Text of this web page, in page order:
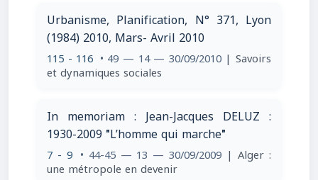
Urbanisme, Planification, N° 371, Lyon
(1984) 2010, Mars- Avril 2010
115 - 116 • 49 — 14 — 30/09/2010 | Savoirs
et dynamiques sociales
In memoriam : Jean-Jacques DELUZ :
1930-2009 ″L’homme qui marche″
7 - 9 • 44-45 — 13 — 30/09/2009 | Alger :
une métropole en devenir